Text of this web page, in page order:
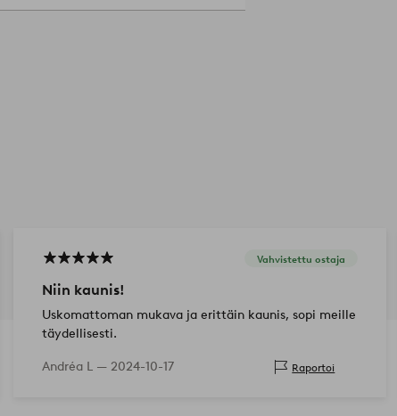
Vahvistettu ostaja
Niin kaunis!
Uskomattoman mukava ja erittäin kaunis, sopi meille
täydellisesti.
Andréa L — 2024-10-17 Raportoi